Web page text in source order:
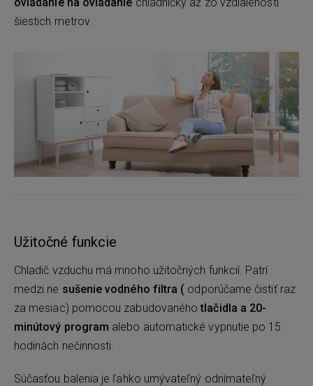
šiestich metrov.
Užitočné funkcie
Chladič vzduchu má mnoho užitočných funkcií. Patrí
medzi ne sušenie vodného filtra ( odporúčame čistiť raz
za mesiac) pomocou zabudovanéhotlačidla a 20-
minútový program alebo automatické vypnutie po 15
hodinách nečinnosti.
Súčasťou balenia je ľahko umývateľný odnímateľný